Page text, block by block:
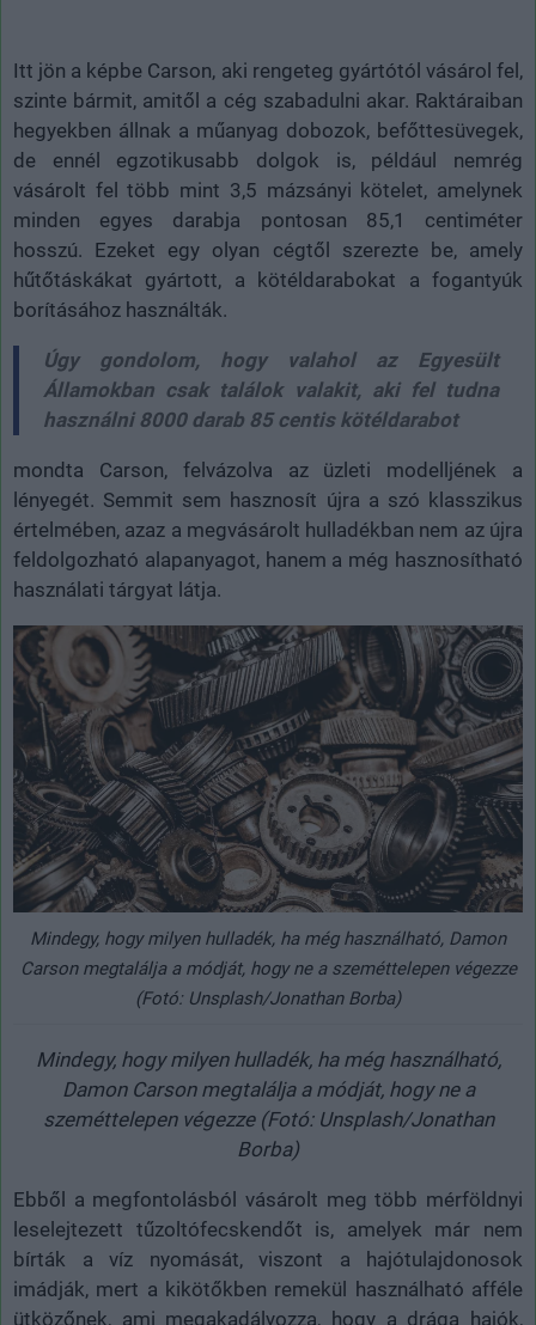
Itt jön a képbe Carson, aki rengeteg gyártótól vásárol fel,
szinte bármit, amitől a cég szabadulni akar. Raktáraiban
hegyekben állnak a műanyag dobozok, befőttesüvegek,
de ennél egzotikusabb dolgok is, például nemrég
vásárolt fel több mint 3,5 mázsányi kötelet, amelynek
minden egyes darabja pontosan 85,1 centiméter
hosszú. Ezeket egy olyan cégtől szerezte be, amely
hűtőtáskákat gyártott, a kötéldarabokat a fogantyúk
borításához használták.
Úgy gondolom, hogy valahol az Egyesült
Államokban csak találok valakit, aki fel tudna
használni 8000 darab 85 centis kötéldarabot
mondta Carson, felvázolva az üzleti modelljének a
lényegét. Semmit sem hasznosít újra a szó klasszikus
értelmében, azaz a megvásárolt hulladékban nem az újra
feldolgozható alapanyagot, hanem a még hasznosítható
használati tárgyat látja.
Mindegy, hogy milyen hulladék, ha még használható, Damon
Carson megtalálja a módját, hogy ne a szeméttelepen végezze
(Fotó: Unsplash/Jonathan Borba)
Mindegy, hogy milyen hulladék, ha még használható,
Damon Carson megtalálja a módját, hogy ne a
szeméttelepen végezze (Fotó: Unsplash/Jonathan
Borba)
Ebből a megfontolásból vásárolt meg több mérföldnyi
leselejtezett tűzoltófecskendőt is, amelyek már nem
bírták a víz nyomását, viszont a hajótulajdonosok
imádják, mert a kikötőkben remekül használható afféle
ütközőnek, ami megakadályozza, hogy a drága hajók,